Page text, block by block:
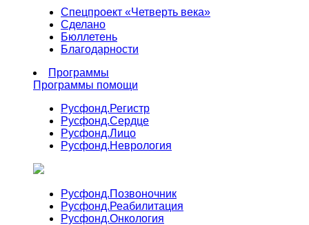
Спецпроект «Четверть века»
Сделано
Бюллетень
Благодарности
Программы
Программы помощи
Русфонд.Регистр
Русфонд.Сердце
Русфонд.Лицо
Русфонд.Неврология
Русфонд.Позвоночник
Русфонд.Реабилитация
Русфонд.Онкология